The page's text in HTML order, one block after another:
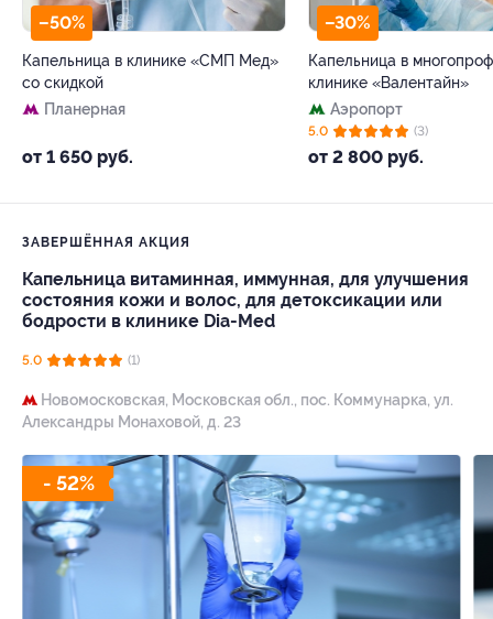
–50%
Капельница в клинике «СМП Мед»
со скидкой
Планерная
от 1 650 руб.
–30%
Капельница в
клинике «Валентайн»
Аэропорт
от 2 800 руб.
5.0 (3)
ЗАВЕРШЁННАЯ АКЦИЯ
Капельница витаминная, иммунная, для улучшения
состояния кожи и волос, для детоксикации или
бодрости в клинике Dia-Med
5.0 (1)
Новомосковская, Московская обл., пос. Коммунарка, ул.
Александры Монаховой, д. 23
- 52%